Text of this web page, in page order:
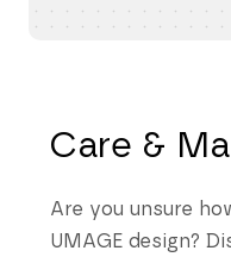
Care &
Are you unsure
UMAGE design?